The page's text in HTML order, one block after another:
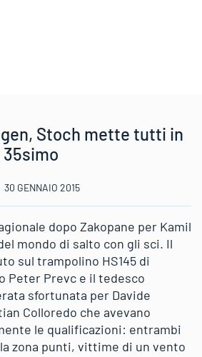
Stoch mette tutti in
30 GENNAIO 2015
dopo Zakopane per Kamil
mondo di salto con gli sci. Il
sul trampolino HS145 di
Peter Prevc e il tedesco
sfortunata per Davide
Colloredo che avevano
le qualificazioni: entrambi
zona punti, vittime di un vento